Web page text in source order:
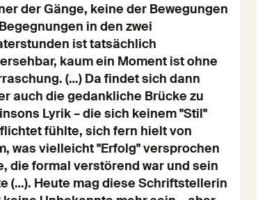
der Gänge, keine der Bewegungen
in den zwei
ist tatsächlich
kaum ein Moment ist ohne
(…) Da findet sich dann
auch die gedankliche Brücke zu
Lyrik – die sich keinem "Stil"
fühlte, sich fern hielt von
was vielleicht "Erfolg" versprochen
die formal verstörend war und sein
(…). Heute mag diese Schriftstellerin